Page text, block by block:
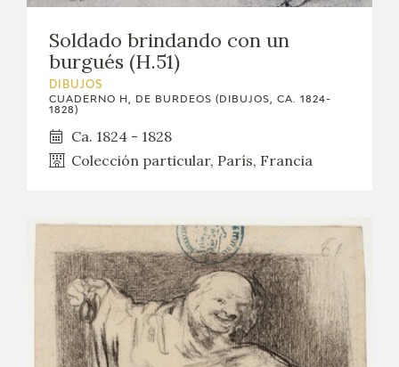
Soldado brindando con un
burgués (H.51)
DIBUJOS
CUADERNO H, DE BURDEOS (DIBUJOS, CA. 1824-
1828)
Ca. 1824 - 1828
Colección particular, París, Francia